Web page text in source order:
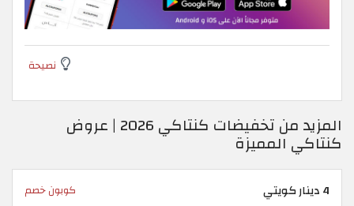
نصيحة
المزيد من تخفيضات كنتاكي 2026 | عروض
كنتاكي المميزة
4 دينار كويتي كوبون خصم